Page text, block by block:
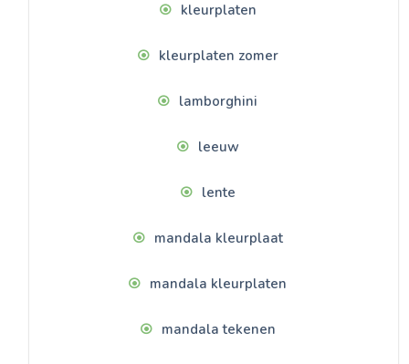
kleurplaten
kleurplaten zomer
lamborghini
leeuw
lente
mandala kleurplaat
mandala kleurplaten
mandala tekenen